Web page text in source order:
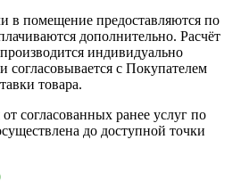
в помещение предоставляются по
дополнительно. Расчёт
индивидуально
с Покупателем
товара.
согласованных ранее услуг по
до доступной точки